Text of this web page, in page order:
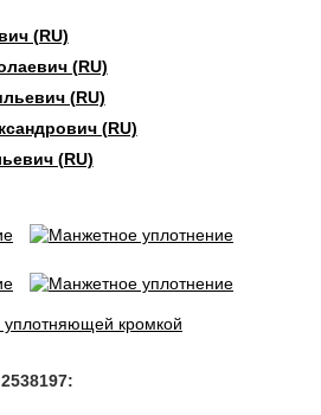
(RU)
(RU)
(RU)
(RU)
(RU)
уплотняющей кромкой